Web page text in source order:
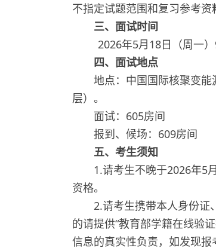
不指定试题范围和复习参考资
三、面试时间
2026年5月18日（周一）
四、面试地点
地点：中国国际核聚变
层）。
面试：605房间
报到、候场：609房间
五、考生须知
1.请考生不晚于2026年5
资格。
2.请考生携带本人身份证
的请提供“教育部学籍在线验
信息的真实性负责，如发现报